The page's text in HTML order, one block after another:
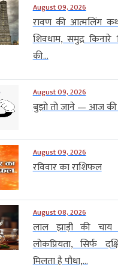
August 09, 2026
रावण की आत्मलिंग
शिवधाम, समुद्र किनारे
की...
August 09, 2026
बुझो तो जाने — आज की
August 09, 2026
रविवार का राशिफल
August 08, 2026
लाल झाड़ी की चाय
लोकप्रियता, सिर्फ
मिलता है पौधा,...